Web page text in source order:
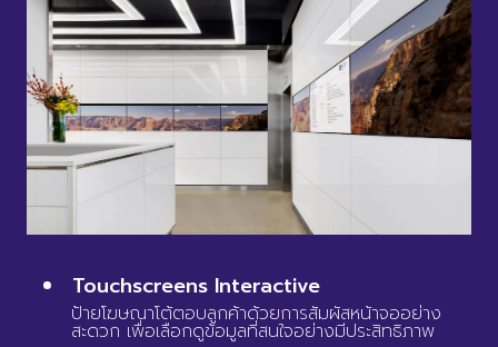
Touchscreens Interactive
ป้ายโฆษณาโต้ตอบลูกค้าด้วยการสัมผัสหน้าจออย่าง
สะดวก เพื่อเลือกดูข้อมูลที่สนใจอย่างมีประสิทธิภาพ